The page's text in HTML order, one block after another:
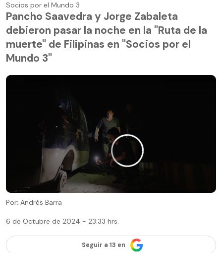
Socios por el Mundo 3
Pancho Saavedra y Jorge Zabaleta
debieron pasar la noche en la "Ruta de la
muerte" de Filipinas en "Socios por el
Mundo 3"
Por: Andrés Barra
6 de Octubre de 2024 - 23:33 hrs.
Seguir a 13 en